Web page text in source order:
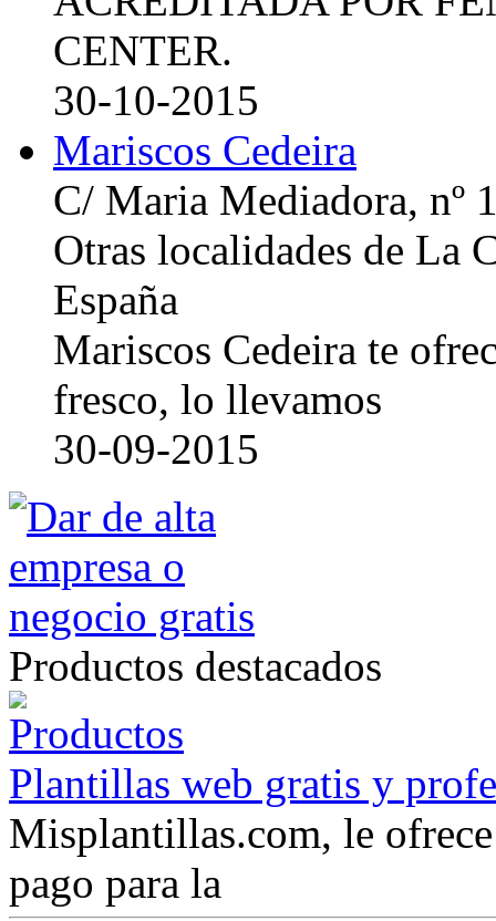
CENTER.
30-10-2015
Mariscos Cedeira
C/ Maria Mediadora, nº
Otras localidades de La
España
Mariscos Cedeira te
fresco, lo llevamos
30-09-2015
Productos destacados
Plantillas web gratis y
Misplantillas.com, le
pago para la